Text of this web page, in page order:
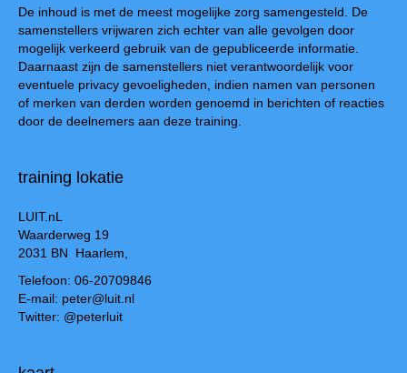
De inhoud is met de meest mogelijke zorg samengesteld. De
samenstellers vrijwaren zich echter van alle gevolgen door
mogelijk verkeerd gebruik van de gepubliceerde informatie.
Daarnaast zijn de samenstellers niet verantwoordelijk voor
eventuele privacy gevoeligheden, indien namen van personen
of merken van derden worden genoemd in berichten of reacties
door de deelnemers aan deze training.
training lokatie
LUIT.nL
Waarderweg 19
2031 BN Haarlem,
Telefoon: 06-20709846
E-mail: peter@luit.nl
Twitter: @peterluit